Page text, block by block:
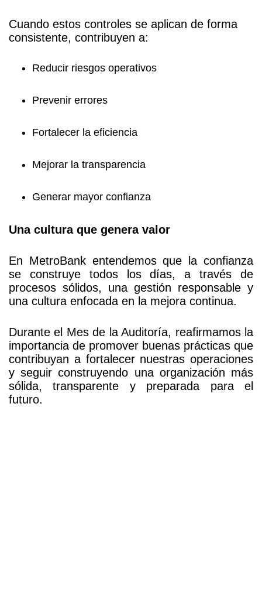
Cuando estos controles se aplican de forma
consistente, contribuyen a:
Reducir riesgos operativos
Prevenir errores
Fortalecer la eficiencia
Mejorar la transparencia
Generar mayor confianza
Una cultura que genera valor
En MetroBank entendemos que la confianza
se construye todos los días, a través de
procesos sólidos, una gestión responsable y
una cultura enfocada en la mejora continua.
Durante el Mes de la Auditoría, reafirmamos la
importancia de promover buenas prácticas que
contribuyan a fortalecer nuestras operaciones
y seguir construyendo una organización más
sólida, transparente y preparada para el
futuro.